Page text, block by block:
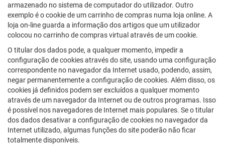
armazenado no sistema de computador do utilizador. Outro
exemplo é o cookie de um carrinho de compras numa loja online. A
loja on-line guarda a informação dos artigos que um utilizador
colocou no carrinho de compras virtual através de um cookie.
O titular dos dados pode, a qualquer momento, impedir a
configuração de cookies através do site, usando uma configuração
correspondente no navegador da Internet usado, podendo, assim,
negar permanentemente a configuração de cookies. Além disso, os
cookies já definidos podem ser excluídos a qualquer momento
através de um navegador da Internet ou de outros programas. Isso
é possível nos navegadores de Internet mais populares. Se o titular
dos dados desativar a configuração de cookies no navegador da
Internet utilizado, algumas funções do site poderão não ficar
totalmente disponíveis.